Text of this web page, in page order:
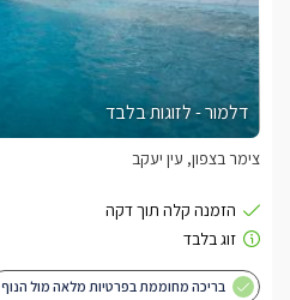
דלמור - לזוגות בלבד
צימר בצפון, עין יעקב
בריכה מחוממת בפרטיות מלאה מול הנוף